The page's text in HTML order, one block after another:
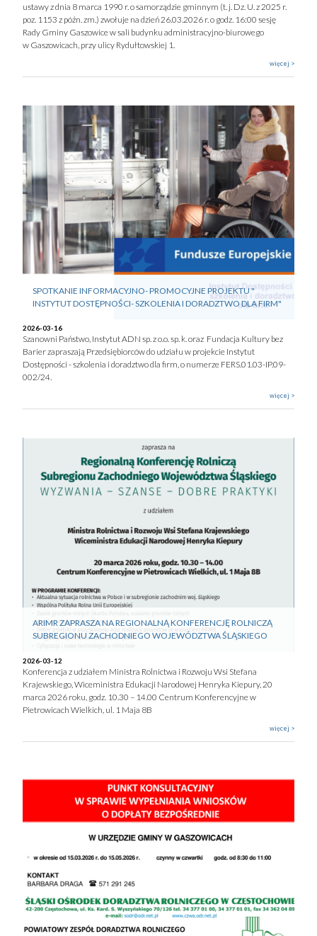
ustawy z dnia 8 marca 1990 r. o samorządzie gminnym (t. j. Dz. U. z 2025 r.
poz. 1153 z późn. zm.) zwołuje na dzień 26.03.2026 r. o godz. 16:00 sesję
Rady Gminy Gaszowice w sali budynku administracyjno-biurowego
w Gaszowicach, przy ulicy Rydułtowskiej 1.
więcej >
SPOTKANIE INFORMACYJNO- PROMOCYJNE PROJEKTU "
INSTYTUT DOSTĘPNOŚCI- SZKOLENIA I DORADZTWO DLA FIRM"
2026-03-16
Szanowni Państwo, Instytut ADN sp. z o.o. sp. k. oraz Fundacja Kultury bez
Barier zapraszają Przedsiębiorców do udziału w projekcie Instytut
Dostępności - szkolenia i doradztwo dla firm, o numerze FERS.01.03-IP.09-
002/24.
więcej >
ARIMR ZAPRASZA NA REGIONALNĄ KONFERENCJĘ ROLNICZĄ
SUBREGIONU ZACHODNIEGO WOJEWÓDZTWA ŚLĄSKIEGO
2026-03-12
Konferencja z udziałem Ministra Rolnictwa i Rozwoju Wsi Stefana
Krajewskiego, Wiceministra Edukacji Narodowej Henryka Kiepury, 20
marca 2026 roku, godz. 10.30 – 14.00 Centrum Konferencyjne w
Pietrowicach Wielkich, ul. 1 Maja 8B
więcej >